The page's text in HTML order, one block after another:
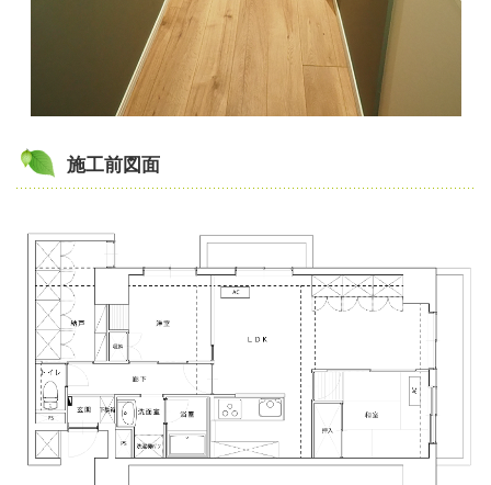
施工前図面